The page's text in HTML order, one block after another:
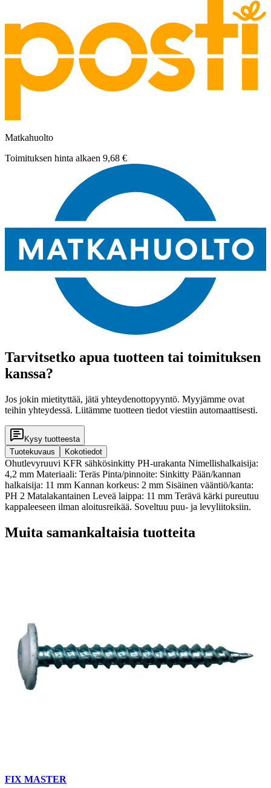
Matkahuolto
Toimituksen hinta alkaen 9,68 €
Tarvitsetko apua tuotteen tai toimituksen
kanssa?
Jos jokin mietityttää, jätä yhteydenottopyyntö. Myyjämme ovat
teihin yhteydessä. Liitämme tuotteen tiedot viestiin automaattisesti.
Kysy tuotteesta
Tuotekuvaus
Kokotiedot
Ohutlevyruuvi KFR sähkösinkitty PH-urakanta Nimellishalkaisija:
4,2 mm Materiaali: Teräs Pinta/pinnoite: Sinkitty Pään/kannan
halkaisija: 11 mm Kannan korkeus: 2 mm Sisäinen vääntiö/kanta:
PH 2 Matalakantainen Leveä laippa: 11 mm Terävä kärki pureutuu
kappaleeseen ilman aloitusreikää. Soveltuu puu- ja levyliitoksiin.
Muita samankaltaisia tuotteita
FIX MASTER